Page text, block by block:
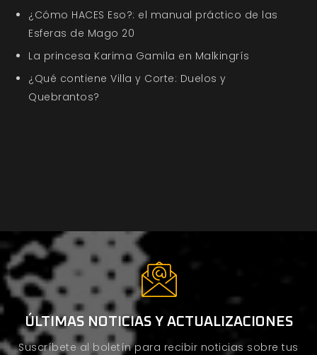
¿Cómo HACES Eso?: el manual práctico de las
Esferas de Mago 20
La princesa Karima Gamila en Malkingrís
¿Qué contiene Villa y Corte: Duelos y
Quebrantos?
ÚLTIMAS NOTICIAS Y ACTUALIZACIONES
Suscríbete al boletín para recibir noticias sobre tus